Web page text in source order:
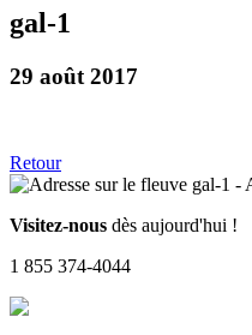
gal-1
29 août 2017
Retour
Visitez-nous dès aujourd'hui !
1 855 374-4044